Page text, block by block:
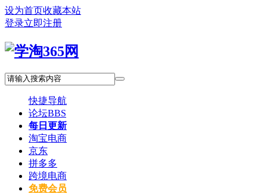
设为首页收藏本站
登录立即注册
快捷导航
论坛BBS
每日更新
淘宝电商
京东
拼多多
跨境电商
免费会员